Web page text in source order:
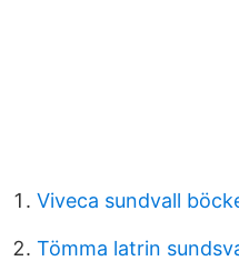
Viveca sundvall
Tömma latrin